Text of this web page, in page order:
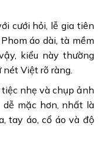
cưới hỏi, lễ gia tiên
áo dài, tà mềm
kiểu này thường
Việt rõ ràng.
nhẹ và chụp ảnh
dễ mặc hơn, nhất là
tay áo, cổ áo và độ